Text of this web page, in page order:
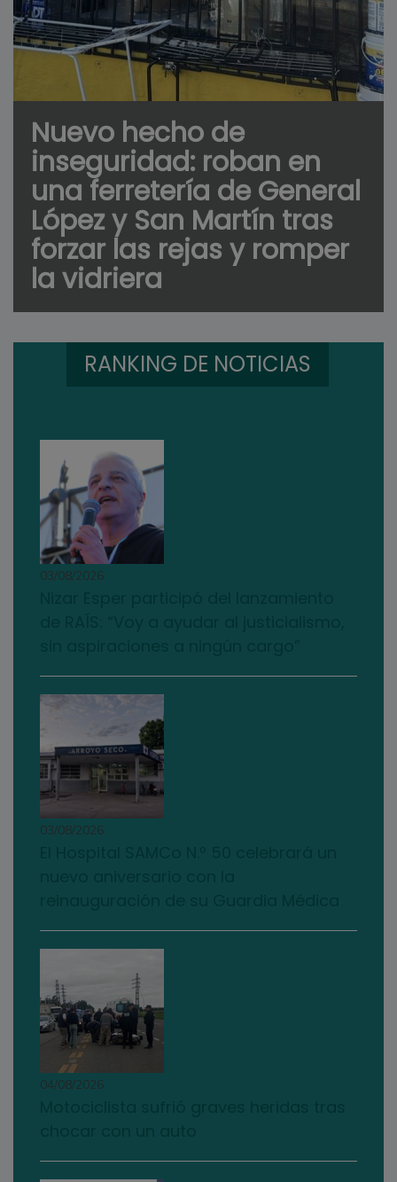
Nuevo hecho de
inseguridad: roban en
una ferretería de General
López y San Martín tras
forzar las rejas y romper
la vidriera
RANKING DE NOTICIAS
03/08/2026
03/08/2026
04/08/2026